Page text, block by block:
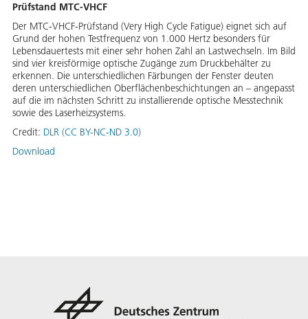
Prüfstand MTC-VHCF
Der MTC-VHCF-Prüfstand (Very High Cycle Fatigue) eignet sich auf
Grund der hohen Testfrequenz von 1.000 Hertz besonders für
Lebensdauertests mit einer sehr hohen Zahl an Lastwechseln. Im Bild
sind vier kreisförmige optische Zugänge zum Druckbehälter zu
erkennen. Die unterschiedlichen Färbungen der Fenster deuten
deren unterschiedlichen Oberflächenbeschichtungen an – angepasst
auf die im nächsten Schritt zu installierende optische Messtechnik
sowie des Laserheizsystems.
Credit: DLR (CC BY-NC-ND 3.0)
Download